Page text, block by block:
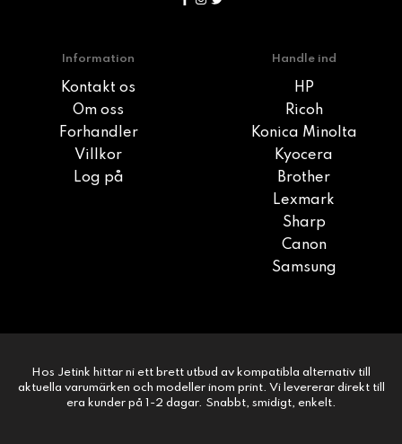
Information
Kontakt os
Om oss
Forhandler
Villkor
Log på
Handle ind
HP
Ricoh
Konica Minolta
Kyocera
Brother
Lexmark
Sharp
Canon
Samsung
Hos Jetink hittar ni ett brett utbud av kompatibla alternativ till
aktuella varumärken och modeller inom print. Vi levererar direkt till
era kunder på 1-2 dagar. Snabbt, smidigt, enkelt.